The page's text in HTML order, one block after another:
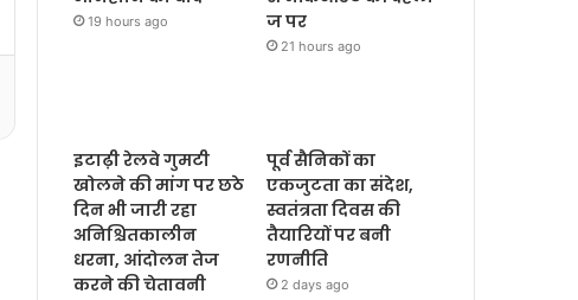
19 hours ago
ज पर
21 hours ago
इटाढ़ी रेलवे गुमटी
खोलने की मांग पर छठे
दिन भी जारी रहा
अनिश्चितकालीन
धरना, आंदोलन तेज
करने की चेतावनी
पूर्व सैनिकों का
एकजुटता का संदेश,
स्वतंत्रता दिवस की
तैयारियों पर बनी
रणनीति
2 days ago